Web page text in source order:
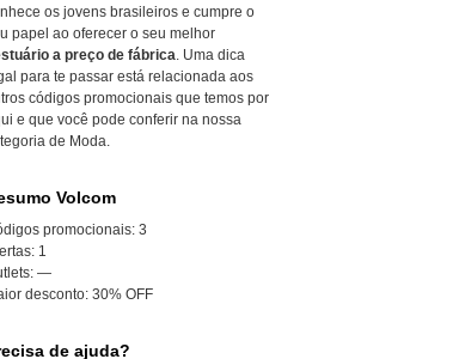
os jovens brasileiros e cumpre o
papel ao oferecer o seu melhor
a preço de fábrica. Uma dica
para te passar está relacionada aos
códigos promocionais que temos por
e que você pode conferir na nossa
de Moda.
Volcom
promocionais: 3
1
—
desconto: 30% OFF
de ajuda?